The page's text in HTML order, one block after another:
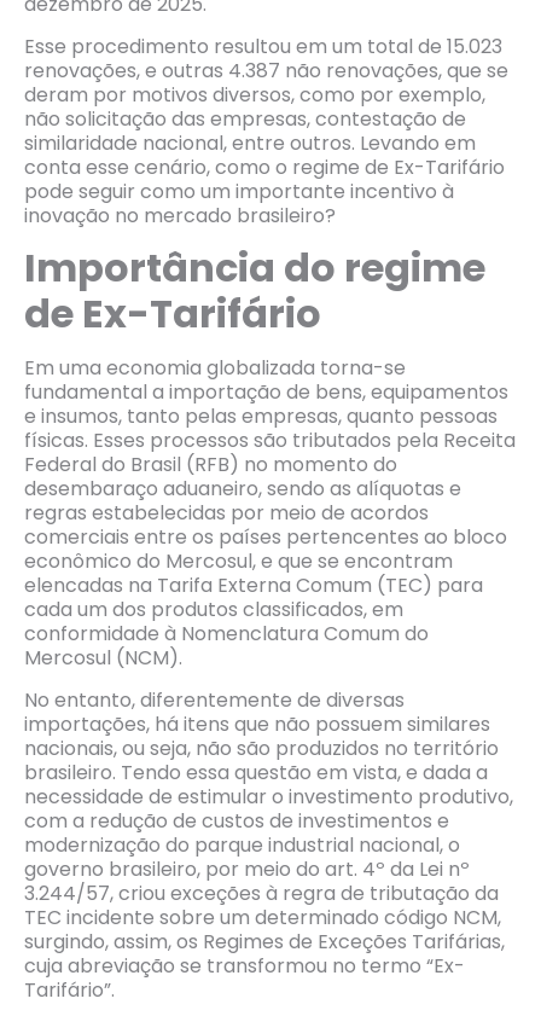
Esse procedimento resultou em um total de 15.023
renovações, e outras 4.387 não renovações, que se
deram por motivos diversos, como por exemplo,
não solicitação das empresas, contestação de
similaridade nacional, entre outros. Levando em
conta esse cenário, como o regime de Ex-Tarifário
pode seguir como um importante incentivo à
inovação no mercado brasileiro?
Importância do regime
de Ex-Tarifário
Em uma economia globalizada torna-se
fundamental a importação de bens, equipamentos
e insumos, tanto pelas empresas, quanto pessoas
físicas. Esses processos são tributados pela Receita
Federal do Brasil (RFB) no momento do
desembaraço aduaneiro, sendo as alíquotas e
regras estabelecidas por meio de acordos
comerciais entre os países pertencentes ao bloco
econômico do Mercosul, e que se encontram
elencadas na Tarifa Externa Comum (TEC) para
cada um dos produtos classificados, em
conformidade à Nomenclatura Comum do
Mercosul (NCM).
No entanto, diferentemente de diversas
importações, há itens que não possuem similares
nacionais, ou seja, não são produzidos no território
brasileiro. Tendo essa questão em vista, e dada a
necessidade de estimular o investimento produtivo,
com a redução de custos de investimentos e
modernização do parque industrial nacional, o
governo brasileiro, por meio do art. 4º da Lei nº
3.244/57, criou exceções à regra de tributação da
TEC incidente sobre um determinado código NCM,
surgindo, assim, os Regimes de Exceções Tarifárias,
cuja abreviação se transformou no termo “Ex-
Tarifário”.